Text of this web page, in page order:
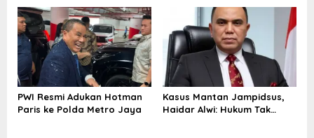
Masyarakat
Kebakaran
PWI Resmi Adukan Hotman
Paris ke Polda Metro Jaya
Kasus Mantan Jampidsus,
Haidar Alwi: Hukum Tak